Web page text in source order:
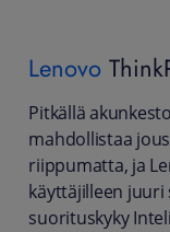
Lenovo
Pitkällä
mahdollistaa
riippumatta, ja
käyttäjilleen juuri
suorituskyky